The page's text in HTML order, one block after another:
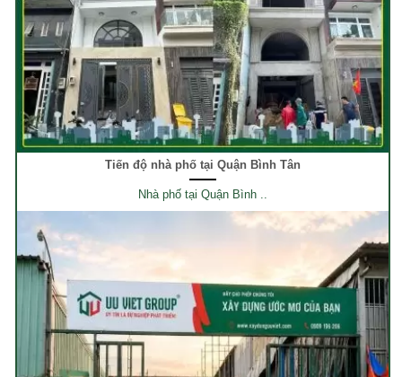
Tiến độ nhà phố tại Quận Bình Tân
Nhà phố tại Quận Bình ..